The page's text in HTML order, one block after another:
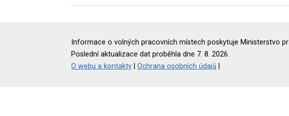
Informace o volných pracovních místech poskytuje Ministerstvo
Poslední aktualizace dat proběhla dne 7. 8. 2026.
O webu a kontakty
Ochrana osobních údajů